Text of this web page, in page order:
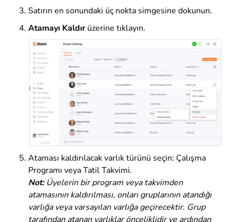
Satırın en sonundaki üç nokta simgesine dokunun.
Atamayı Kaldırüzerine tıklayın.
Ataması kaldırılacak varlık türünü seçin: Çalışma
Programı veya Tatil Takvimi.
Not:Üyelerin bir program veya takvimden
atamasının kaldırılması, onları gruplarının atandığı
varlığa veya varsayılan varlığa geçirecektir. Grup
tarafından atanan varlıklar önceliklidir ve ardından